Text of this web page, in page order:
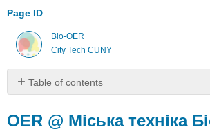
Page ID
Bio-OER
City Tech CUNY
Table of contents
@
Міська
OER @ Міська техніка